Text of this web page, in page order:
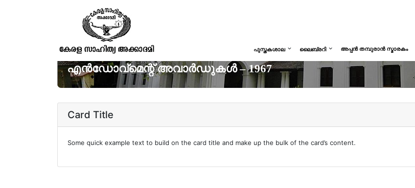
പുസ്തകശാല ലൈബ്രറി അപ്പൻ തമ്പുരാൻ സ്മാരകം
എൻഡോവ്മെന്റ് അവാർഡുകൾ – 1967
Card Title
Some quick example text to build on the card title and make up the bulk of the card’s content.